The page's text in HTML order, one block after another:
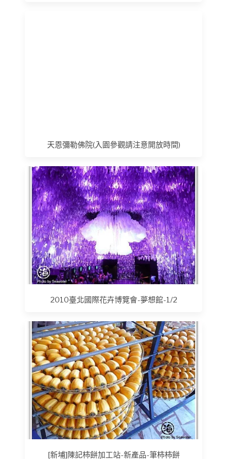
天恩彌勒佛院(入園參觀請注意開放時間)
2010臺北國際花卉博覽會-夢想館-1/2
[新埔]陳記柿餅加工站-新產品-筆柿柿餅